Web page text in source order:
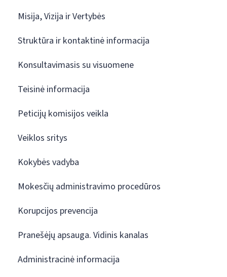
Misija, Vizija ir Vertybės
Struktūra ir kontaktinė informacija
Konsultavimasis su visuomene
Teisinė informacija
Peticijų komisijos veikla
Veiklos sritys
Kokybės vadyba
Mokesčių administravimo procedūros
Korupcijos prevencija
Pranešėjų apsauga. Vidinis kanalas
Administracinė informacija